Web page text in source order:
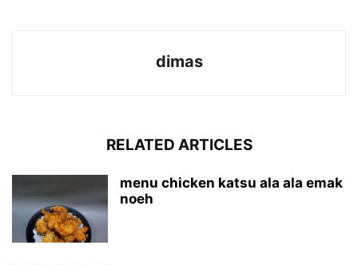
dimas
RELATED ARTICLES
menu chicken katsu ala ala emak
noeh